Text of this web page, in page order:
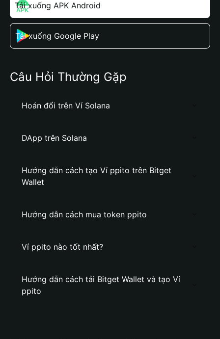
Tải xuống APK Android
Tải xuống Google Play
Câu Hỏi Thường Gặp
Hoán đổi trên Ví Solana
DApp trên Solana
Hướng dẫn cách tạo Ví ppito trên Bitget
Wallet
Hướng dẫn cách mua token ppito
Ví ppito nào tốt nhất?
Hướng dẫn cách tải Bitget Wallet và tạo Ví
ppito